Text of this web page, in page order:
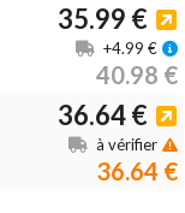
35.99 €
40.98 €
+4.99 €
36.64 €
36.64 €
à vérifier